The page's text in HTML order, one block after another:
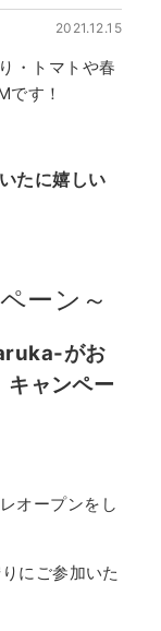
2021.12.15
・トマトや春
です！
たに嬉しい
ーン～
がお
キャンペー
オープンをし
にご参加いた